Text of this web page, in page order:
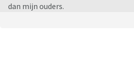
dan mijn ouders.